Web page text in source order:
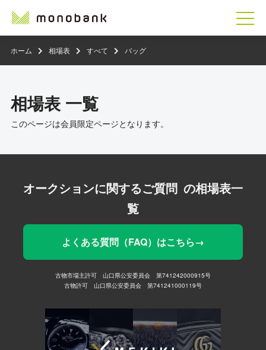
ホーム 相場表 すべて バッグ
相場表 一覧
このページは会員限定ページとなります。
オークションに関するご質問
よくある質問（FAQ）はこちら→
古物市場主許可 山口県公安委員会 第741242000915号
古物許可 山口県公安委員会 第741241000119号